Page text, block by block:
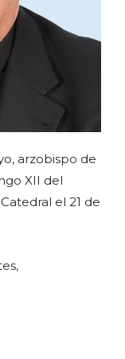
arzobispo de
XII del
el 21 de